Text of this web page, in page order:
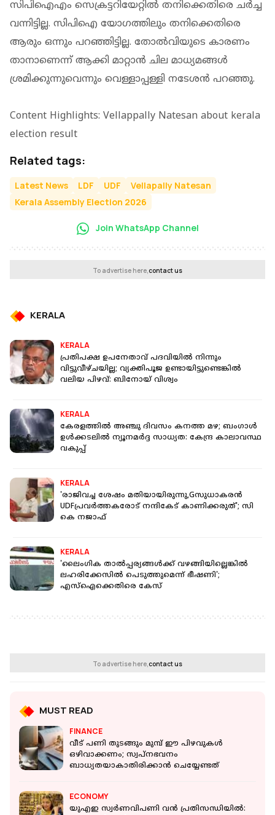
സിപിഐഎം സെക്രട്ടറിയേറ്റില്‍ തനിക്കെതിരെ ചര്‍ച്ച
വന്നിട്ടില്ല. സിപിഐ യോഗത്തിലും തനിക്കെതിരെ
ആരും ഒന്നും പറഞ്ഞിട്ടില്ല. തോല്‍വിയുടെ കാരണം
താനാണെന്ന് ആക്കി മാറ്റാന്‍ ചില മാധ്യമങ്ങള്‍
ശ്രമിക്കുന്നുവെന്നും വെള്ളാപ്പള്ളി നടേശന്‍ പറഞ്ഞു.
Content Highlights: Vellappally Natesan about kerala
election result
Related tags:
Latest News LDF UDF
Vellapally Natesan
Kerala Assembly Election 2026
Join WhatsApp Channel
To advertise here,contact us
KERALA
KERALA
പ്രതിപക്ഷ ഉപനേതാവ് പദവിയിൽ നിന്നും
വിട്ടുവീഴ്ചയില്ല; വ്യക്തിപൂജ ഉണ്ടായിട്ടുണ്ടെങ്കിൽ
വലിയ പിഴവ്: ബിനോയ് വിശ്വം
KERALA
കേരളത്തില്‍ അഞ്ചു ദിവസം കനത്ത മഴ; ബംഗാള്‍
ഉള്‍ക്കടലില്‍ ന്യൂനമര്‍ദ്ദ സാധ്യത: കേന്ദ്ര കാലാവസ്ഥ
വകുപ്പ്
KERALA
'രാജിവച്ച ശേഷം മതിയായിരുന്നു,Gസുധാകരൻ
UDFപ്രവർത്തകരോട് നന്ദികേട് കാണിക്കരുത്'; സി
കെ നജാഫ്
KERALA
'ലൈംഗിക താല്‍പ്പര്യങ്ങള്‍ക്ക് വഴങ്ങിയില്ലെങ്കില്‍
ലഹരിക്കേസില്‍ പെടുത്തുമെന്ന് ഭീഷണി';
എസ്‌ഐക്കെതിരെ കേസ്
To advertise here,contact us
MUST READ
FINANCE
വീട് പണി തുടങ്ങും മുമ്പ് ഈ പിഴവുകൾ
ഒഴിവാക്കണം; സ്വപ്നഭവനം
ബാധ്യതയാകാതിരിക്കാൻ ചെയ്യേണ്ടത്
ECONOMY
യുഎഇ സ്വർണവിപണി വന്‍ പ്രതിസന്ധിയില്‍: